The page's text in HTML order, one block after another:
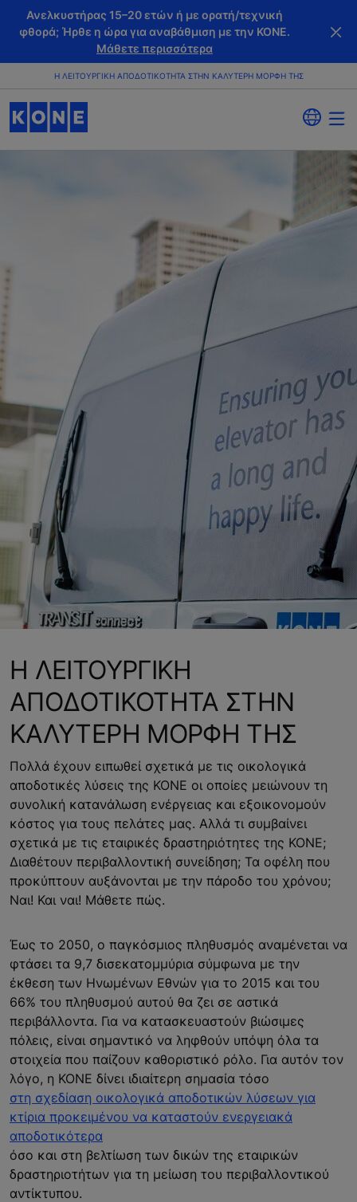
Ανελκυστήρας 15–20 ετών ή με ορατή/τεχνική
φθορά; Ήρθε η ώρα για αναβάθμιση με την KONE.
Μάθετε περισσότερα
Η ΛΕΙΤΟΥΡΓΙΚΉ ΑΠΟΔΟΤΙΚΌΤΗΤΑ ΣΤΗΝ ΚΑΛΎΤΕΡΗ ΜΟΡΦΉ ΤΗΣ
Η ΛΕΙΤΟΥΡΓΙΚΗ
ΑΠΟΔΟΤΙΚΟΤΗΤΑ ΣΤΗΝ
ΚΑΛΥΤΕΡΗ ΜΟΡΦΗ ΤΗΣ
Πολλά έχουν ειπωθεί σχετικά με τις οικολογικά
αποδοτικές λύσεις της KONE οι οποίες μειώνουν τη
συνολική κατανάλωση ενέργειας και εξοικονομούν
κόστος για τους πελάτες μας. Αλλά τι συμβαίνει
σχετικά με τις εταιρικές δραστηριότητες της KONE;
Διαθέτουν περιβαλλοντική συνείδηση; Τα οφέλη που
προκύπτουν αυξάνονται με την πάροδο του χρόνου;
Ναι! Και ναι! Μάθετε πώς.
Έως το 2050, ο παγκόσμιος πληθυσμός αναμένεται να
φτάσει τα 9,7 δισεκατομμύρια σύμφωνα με την
έκθεση των Ηνωμένων Εθνών για το 2015 και του
66% του πληθυσμού αυτού θα ζει σε αστικά
περιβάλλοντα. Για να κατασκευαστούν βιώσιμες
πόλεις, είναι σημαντικό να ληφθούν υπόψη όλα τα
στοιχεία που παίζουν καθοριστικό ρόλο. Για αυτόν τον
λόγο, η KONE δίνει ιδιαίτερη σημασία τόσο
στη σχεδίαση οικολογικά αποδοτικών λύσεων για
κτίρια προκειμένου να καταστούν ενεργειακά
αποδοτικότερα
όσο και στη βελτίωση των δικών της εταιρικών
δραστηριοτήτων για τη μείωση του περιβαλλοντικού
αντίκτυπου.